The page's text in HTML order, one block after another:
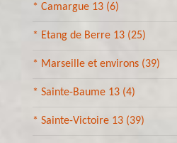
* Camargue 13 (6)
* Etang de Berre 13 (25)
* Marseille et environs (39)
* Sainte-Baume 13 (4)
* Sainte-Victoire 13 (39)